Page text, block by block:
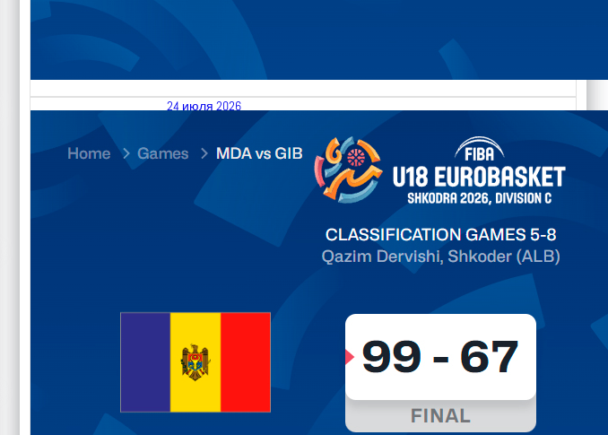
24 июля 2026
25.07.2026 Moldova vs Gibraltar FIBA U18 EuroBasket 2026,
Division C
КалендарьТаблица Выберите Обзор Статистика Матч сыгран 0
Читать далее